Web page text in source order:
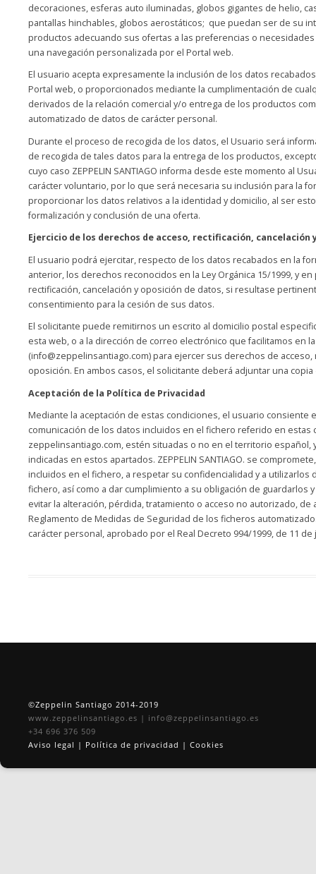
decoraciones, esferas auto iluminadas, globos gigantes de helio,
pantallas hinchables, globos aerostáticos; que puedan ser de su
productos adecuando sus ofertas a las preferencias o
una navegación personalizada por el Portal web.
El usuario acepta expresamente la inclusión de los datos
Portal web, o proporcionados mediante la cumplimentación de
derivados de la relación comercial y/o entrega de los productos
automatizado de datos de carácter personal.
Durante el proceso de recogida de los datos, el Usuario será
de recogida de tales datos para la entrega de los productos,
cuyo caso ZEPPELIN SANTIAGO informa desde este momento al
carácter voluntario, por lo que será necesaria su inclusión para la
proporcionar los datos relativos a la identidad y domicilio, al ser
formalización y conclusión de una oferta.
Ejercicio de los derechos de acceso, rectificación, cancelación
El usuario podrá ejercitar, respecto de los datos recabados en la
anterior, los derechos reconocidos en la Ley Orgánica 15/1999, y
rectificación, cancelación y oposición de datos, si resultase
consentimiento para la cesión de sus datos.
El solicitante puede remitirnos un escrito al domicilio postal
esta web, o a la dirección de correo electrónico que facilitamos en
(info@zeppelinsantiago.com) para ejercer sus derechos de acceso,
oposición. En ambos casos, el solicitante deberá adjuntar una copia
Aceptación de la Política de Privacidad
Mediante la aceptación de estas condiciones, el usuario consiente
comunicación de los datos incluidos en el fichero referido en estas
zeppelinsantiago.com, estén situadas o no en el territorio español,
indicadas en estos apartados. ZEPPELIN SANTIAGO. se
incluidos en el fichero, a respetar su confidencialidad y a utilizarlos
fichero, así como a dar cumplimiento a su obligación de guardarlos
evitar la alteración, pérdida, tratamiento o acceso no autorizado,
Reglamento de Medidas de Seguridad de los ficheros
carácter personal, aprobado por el Real Decreto 994/1999, de 11 de
©Zeppelin Santiago 2014-2019
www.zeppelinsantiago.es | info@zeppelinsantiago.es
+34 696 376 509
Aviso legal | Política de privacidad | Cookies